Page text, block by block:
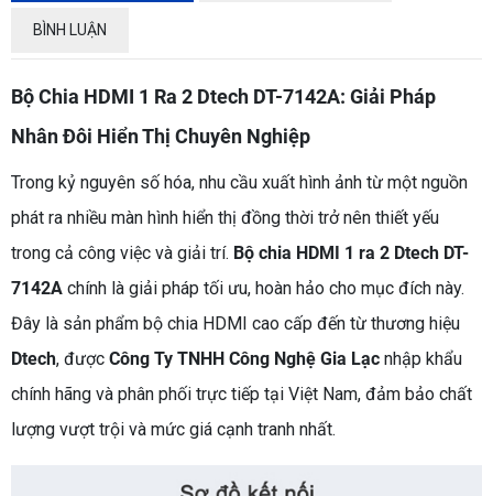
BÌNH LUẬN
Bộ Chia HDMI 1 Ra 2 Dtech DT-7142A: Giải Pháp
Nhân Đôi Hiển Thị Chuyên Nghiệp
Trong kỷ nguyên số hóa, nhu cầu xuất hình ảnh từ một nguồn
phát ra nhiều màn hình hiển thị đồng thời trở nên thiết yếu
trong cả công việc và giải trí. Bộ chia HDMI 1 ra 2 Dtech DT-
7142A chính là giải pháp tối ưu, hoàn hảo cho mục đích này.
Đây là sản phẩm bộ chia HDMI cao cấp đến từ thương hiệu
Dtech, được Công Ty TNHH Công Nghệ Gia Lạc nhập khẩu
chính hãng và phân phối trực tiếp tại Việt Nam, đảm bảo chất
lượng vượt trội và mức giá cạnh tranh nhất.